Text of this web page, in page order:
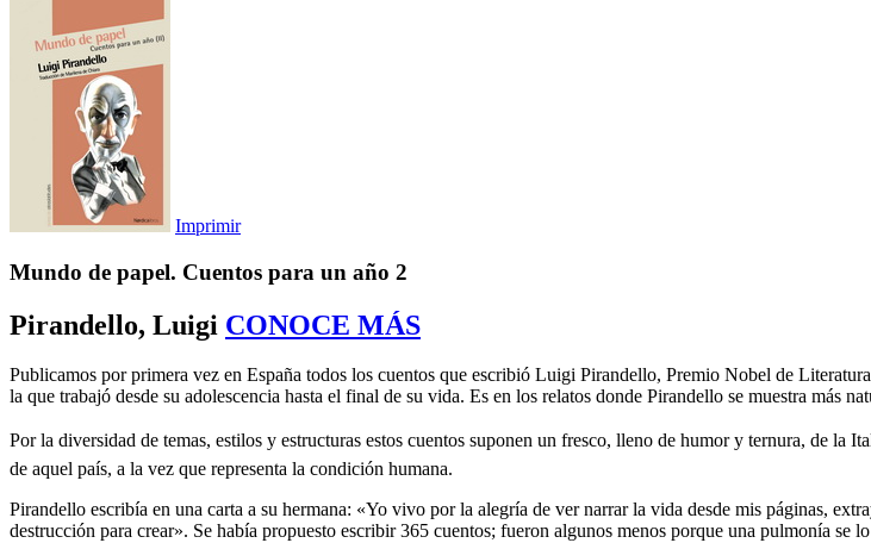
Imprimir
Mundo de papel. Cuentos para un año 2
Pirandello, Luigi CONOCE MÁS
Publicamos por primera vez en España todos los cuentos que escribió Luigi Pirandello, Premio Nobel de
la que trabajó desde su adolescencia hasta el final de su vida. Es en los relatos donde Pirandello se muestra más
Por la diversidad de temas, estilos y estructuras estos cuentos suponen un fresco, lleno de humor y ternura, de la
de aquel país, a la vez que representa la condición humana.
Pirandello escribía en una carta a su hermana: «Yo vivo por la alegría de ver narrar la vida desde mis páginas,
destrucción para crear». Se había propuesto escribir 365 cuentos; fueron algunos menos porque una pulmonía se